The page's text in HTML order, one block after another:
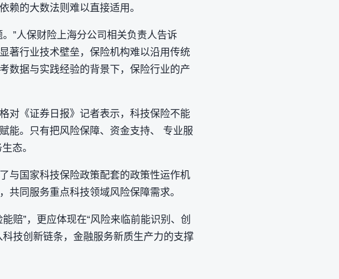
赖的大数法则难以直接适用。
”人保财险上海分公司相关负责人告诉
著行业技术壁垒，保险机构难以沿用传统
数据与实践经验的背景下，保险行业的产
对《证券日报》记者表示，科技保险不能
能。只有把风险保障、资金支持、 专业服
态。
与国家科技保险政策配套的政策性运作机
同服务重点科技领域风险保障需求。
赔”，更应体现在“风险来临前能识别、创
技创新链条，金融服务新质生产力的支撑